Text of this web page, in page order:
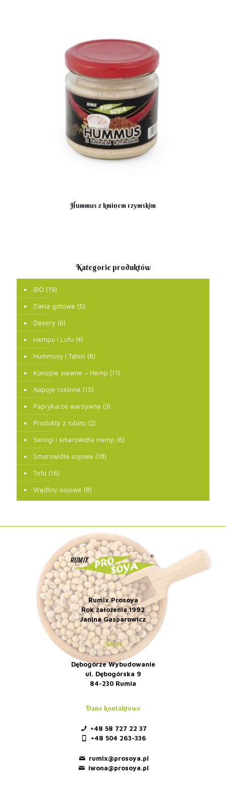
Hummus z kminem rzymskim
Kategorie produktów
BIO (19)
Dania gotowe (5)
Desery (6)
Hempu i Lufu (4)
Hummusy i Tahini (6)
Konopie siewne – Hemp (11)
Napoje roślinne (15)
Paprykarze warzywne (3)
Produkty z łubinu (2)
Serógi i smarowidła Hemp (6)
Smarowidła sojowe (18)
Tofu (16)
Wędliny sojowe (8)
Rumix Prosoya
Rok założenia 1992
Janina Gasparowicz
Adres
Dębogórze Wybudowanie
ul. Dębogórska 9
84-230 Rumia
Dane kontaktowe
+48 58 727 22 37
+48 504 263-336
rumix@prosoya.pl
iwona@prosoya.pl